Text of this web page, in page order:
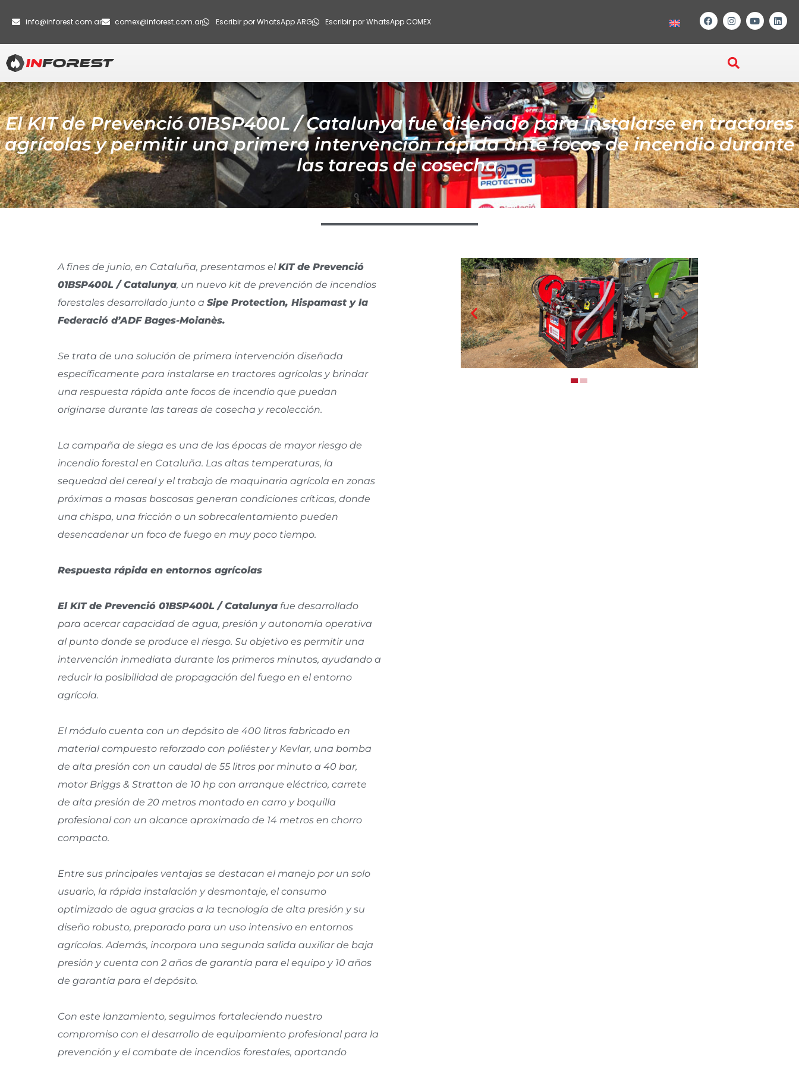
info@inforest.com.ar comex@inforest.com.ar Escribir por WhatsApp ARG Escribir por WhatsApp COMEX
El KIT de Prevenció 01BSP400L / Catalunya fue diseñado para instalarse en tractores
agrícolas y permitir una primera intervención rápida ante focos de incendio durante
las tareas de cosecha.
A fines de junio, en Cataluña, presentamos elKIT de Prevenció
01BSP400L / Catalunya, un nuevo kit de prevención de incendios
forestales desarrollado junto aSipe Protection, Hispamast y la
Federació d’ADF Bages-Moianès.
Se trata de una solución de primera intervención diseñada
específicamente para instalarse en tractores agrícolas y brindar
una respuesta rápida ante focos de incendio que puedan
originarse durante las tareas de cosecha y recolección.
La campaña de siega es una de las épocas de mayor riesgo de
incendio forestal en Cataluña. Las altas temperaturas, la
sequedad del cereal y el trabajo de maquinaria agrícola en zonas
próximas a masas boscosas generan condiciones críticas, donde
una chispa, una fricción o un sobrecalentamiento pueden
desencadenar un foco de fuego en muy poco tiempo.
Respuesta rápida en entornos agrícolas
El KIT de Prevenció 01BSP400L / Catalunya fue desarrollado
para acercar capacidad de agua, presión y autonomía operativa
al punto donde se produce el riesgo. Su objetivo es permitir una
intervención inmediata durante los primeros minutos, ayudando a
reducir la posibilidad de propagación del fuego en el entorno
agrícola.
El módulo cuenta con un depósito de 400 litros fabricado en
material compuesto reforzado con poliéster y Kevlar, una bomba
de alta presión con un caudal de 55 litros por minuto a 40 bar,
motor Briggs & Stratton de 10 hp con arranque eléctrico, carrete
de alta presión de 20 metros montado en carro y boquilla
profesional con un alcance aproximado de 14 metros en chorro
compacto.
Entre sus principales ventajas se destacan el manejo por un solo
usuario, la rápida instalación y desmontaje, el consumo
optimizado de agua gracias a la tecnología de alta presión y su
diseño robusto, preparado para un uso intensivo en entornos
agrícolas. Además, incorpora una segunda salida auxiliar de baja
presión y cuenta con 2 años de garantía para el equipo y 10 años
de garantía para el depósito.
Con este lanzamiento, seguimos fortaleciendo nuestro
compromiso con el desarrollo de equipamiento profesional para la
prevención y el combate de incendios forestales, aportando